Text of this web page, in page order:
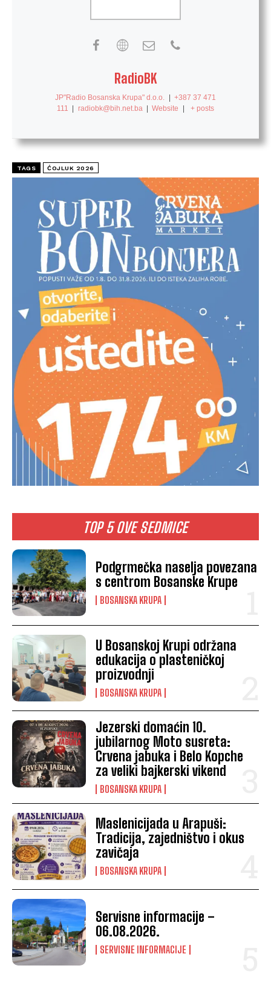
TOP 5 OVE SEDMICE
Podgrmečka naselja povezana
s centrom Bosanske Krupe
BOSANSKA KRUPA
U Bosanskoj Krupi održana
edukacija o plasteničkoj
proizvodnji
BOSANSKA KRUPA
Jezerski domaćin 10.
jubilarnog Moto susreta:
Crvena jabuka i Belo Kopche
za veliki bajkerski vikend
BOSANSKA KRUPA
Maslenicijada u Arapuši:
Tradicija, zajedništvo i okus
zavičaja
BOSANSKA KRUPA
Servisne informacije –
06.08.2026.
SERVISNE INFORMACIJE
RadioBK
JP"Radio Bosanska Krupa" d.o.o. | +387 37 471
111
| radiobk@bih.net.ba | Website | + posts
TAGS ĆOJLUK 2026